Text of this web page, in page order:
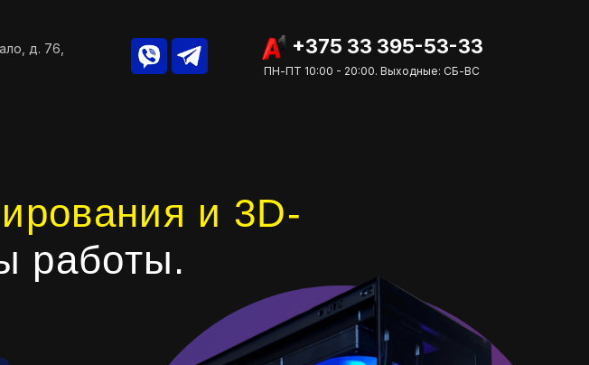
д. 76,
+375 33 395-53-33
ПН-ПТ 10:00 - 20:00. Выходные: СБ-ВС
и 3D-
работы.